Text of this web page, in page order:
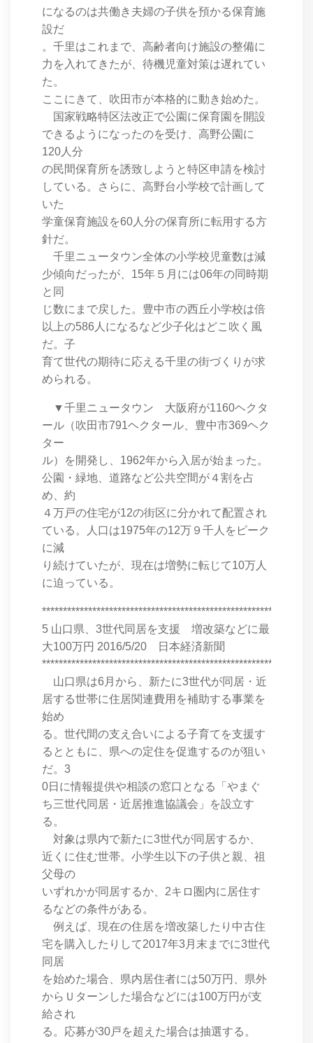
になるのは共働き夫婦の子供を預かる保育施
設だ
。千里はこれまで、高齢者向け施設の整備に
力を入れてきたが、待機児童対策は遅れてい
た。
ここにきて、吹田市が本格的に動き始めた。
国家戦略特区法改正で公園に保育園を開設
できるようになったのを受け、高野公園に
120人分
の民間保育所を誘致しようと特区申請を検討
している。さらに、高野台小学校で計画して
いた
学童保育施設を60人分の保育所に転用する方
針だ。
千里ニュータウン全体の小学校児童数は減
少傾向だったが、15年５月には06年の同時期
と同
じ数にまで戻した。豊中市の西丘小学校は倍
以上の586人になるなど少子化はどこ吹く風
だ。子
育て世代の期待に応える千里の街づくりが求
められる。
▼千里ニュータウン 大阪府が1160ヘクタ
ール（吹田市791ヘクタール、豊中市369ヘク
ター
ル）を開発し、1962年から入居が始まった。
公園・緑地、道路など公共空間が４割を占
め、約
４万戸の住宅が12の街区に分かれて配置され
ている。人口は1975年の12万９千人をピーク
に減
り続けていたが、現在は増勢に転じて10万人
に迫っている。
5 山口県、3世代同居を支援 増改築などに最
大100万円 2016/5/20 日本経済新聞
山口県は6月から、新たに3世代が同居・近
居する世帯に住居関連費用を補助する事業を
始め
る。世代間の支え合いによる子育てを支援す
るとともに、県への定住を促進するのが狙い
だ。3
0日に情報提供や相談の窓口となる「やまぐ
ち三世代同居・近居推進協議会」を設立す
る。
対象は県内で新たに3世代が同居するか、
近くに住む世帯。小学生以下の子供と親、祖
父母の
いずれかが同居するか、2キロ圏内に居住す
るなどの条件がある。
例えば、現在の住居を増改築したり中古住
宅を購入したりして2017年3月末までに3世代
同居
を始めた場合、県内居住者には50万円、県外
からＵターンした場合などには100万円が支
給され
る。応募が30戸を超えた場合は抽選する。